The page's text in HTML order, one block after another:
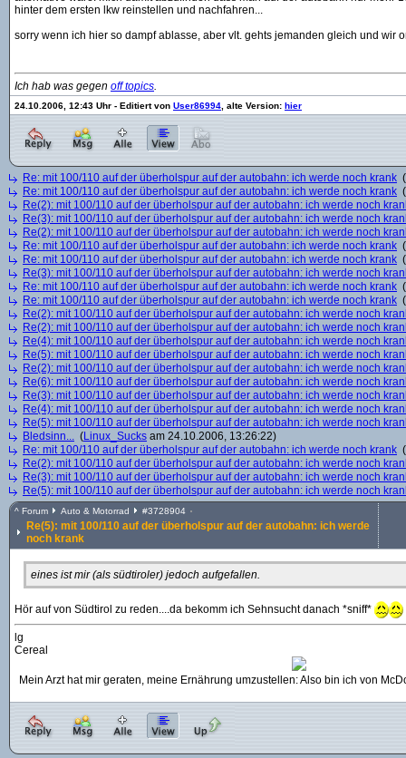
hinter dem ersten lkw reinstellen und nachfahren...
sorry wenn ich hier so dampf ablasse, aber vlt. gehts jemanden gleich und wir
Ich hab was gegen off topics.
24.10.2006, 12:43 Uhr - Editiert von User86994 , alte Version: hier
Re: mit 100/110 auf der überholspur auf der autobahn: ich werde noch krank (
Re: mit 100/110 auf der überholspur auf der autobahn: ich werde noch krank (
Re(2): mit 100/110 auf der überholspur auf der autobahn: ich werde noch
Re(3): mit 100/110 auf der überholspur auf der autobahn: ich werde noch
Re(2): mit 100/110 auf der überholspur auf der autobahn: ich werde noch
Re: mit 100/110 auf der überholspur auf der autobahn: ich werde noch krank (
Re: mit 100/110 auf der überholspur auf der autobahn: ich werde noch krank (
Re(3): mit 100/110 auf der überholspur auf der autobahn: ich werde noch
Re: mit 100/110 auf der überholspur auf der autobahn: ich werde noch krank (
Re: mit 100/110 auf der überholspur auf der autobahn: ich werde noch krank (
Re(2): mit 100/110 auf der überholspur auf der autobahn: ich werde noch
Re(2): mit 100/110 auf der überholspur auf der autobahn: ich werde noch
Re(4): mit 100/110 auf der überholspur auf der autobahn: ich werde noch
Re(5): mit 100/110 auf der überholspur auf der autobahn: ich werde noch
Re(2): mit 100/110 auf der überholspur auf der autobahn: ich werde noch
Re(6): mit 100/110 auf der überholspur auf der autobahn: ich werde noch
Re(3): mit 100/110 auf der überholspur auf der autobahn: ich werde noch
Re(4): mit 100/110 auf der überholspur auf der autobahn: ich werde noch
Re(5): mit 100/110 auf der überholspur auf der autobahn: ich werde noch
Bledsinn... (Linux_Sucks am 24.10.2006, 13:26:22)
Re: mit 100/110 auf der überholspur auf der autobahn: ich werde noch krank (
Re(2): mit 100/110 auf der überholspur auf der autobahn: ich werde noch
Re(3): mit 100/110 auf der überholspur auf der autobahn: ich werde noch
Re(5): mit 100/110 auf der überholspur auf der autobahn: ich werde noch
^ Forum Auto & Motorrad #3728904
Re(5): mit 100/110 auf der überholspur auf der autobahn: ich werde
noch krank
eines ist mir (als südtiroler) jedoch aufgefallen.
Hör auf von Südtirol zu reden....da bekomm ich Sehnsucht danach *sniff*
lg
Cereal
Mein Arzt hat mir geraten, meine Ernährung umzustellen: Also bin ich von